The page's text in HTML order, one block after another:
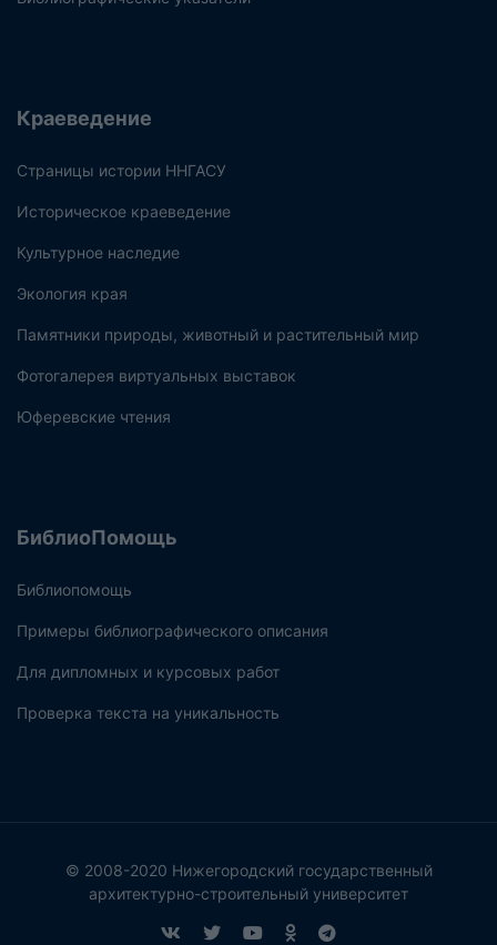
Краеведение
Страницы истории ННГАСУ
Историческое краеведение
Культурное наследие
Экология края
Памятники природы, животный и растительный мир
Фотогалерея виртуальных выставок
Юферевские чтения
БиблиоПомощь
Библиопомощь
Примеры библиографического описания
Для дипломных и курсовых работ
Проверка текста на уникальность
© 2008-2020 Нижегородский государственный
архитектурно-строительный университет